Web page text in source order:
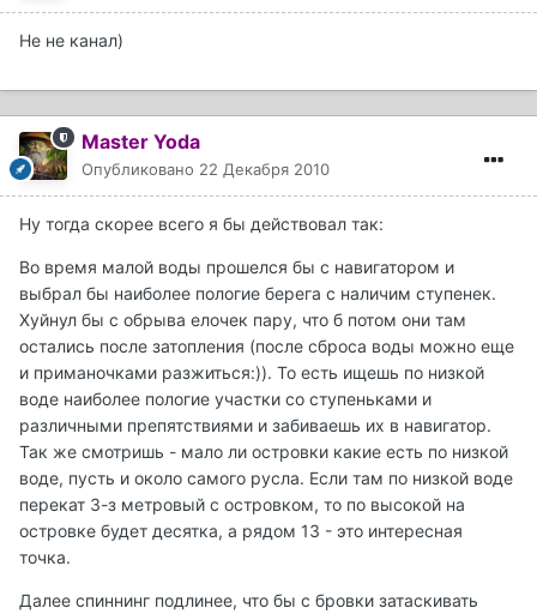
Не не канал)
Master Yoda
Опубликовано 22 Декабря 2010
Ну тогда скорее всего я бы действовал так:
Во время малой воды прошелся бы с навигатором и
выбрал бы наиболее пологие берега с наличим ступенек.
Хуйнул бы с обрыва елочек пару, что б потом они там
остались после затопления (после сброса воды можно еще
и приманочками разжиться:)). То есть ищешь по низкой
воде наиболее пологие участки со ступеньками и
различными препятствиями и забиваешь их в навигатор.
Так же смотришь - мало ли островки какие есть по низкой
воде, пусть и около самого русла. Если там по низкой воде
перекат 3-з метровый с островком, то по высокой на
островке будет десятка, а рядом 13 - это интересная
точка.
Далее спиннинг подлинее, что бы с бровки затаскивать